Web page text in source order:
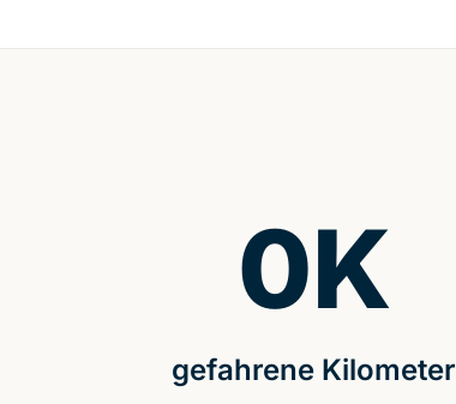
gefahrene Kilometer
0K